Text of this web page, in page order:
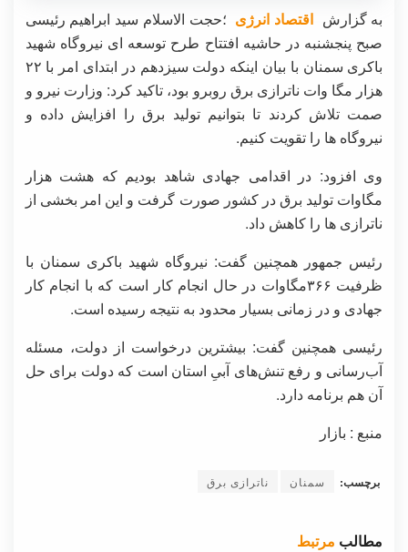
به گزارش اقتصاد انرژی ؛حجت الاسلام سید ابراهیم رئیسی
صبح پنجشنبه در حاشیه افتتاح طرح توسعه ای نیروگاه شهید
باکری سمنان با بیان اینکه دولت سیزدهم در ابتدای امر با ۲۲
هزار مگا وات ناترازی برق روبرو بود، تاکید کرد: وزارت نیرو و
صمت تلاش کردند تا بتوانیم تولید برق را افزایش داده و
نیروگاه ها را تقویت کنیم.
وی افزود: در اقدامی جهادی شاهد بودیم که هشت هزار
مگاوات تولید برق در کشور صورت گرفت و این امر بخشی از
ناترازی ها را کاهش داد.
رئیس جمهور همچنین گفت: نیروگاه شهید باکری سمنان با
ظرفیت ۳۶۶مگاوات در حال انجام کار است که با انجام کار
جهادی و در زمانی بسیار محدود به نتیجه رسیده است.
رئیسی همچنین گفت: بیشترین درخواست از دولت، مسئله
آب‌رسانی و رفع تنش‌های آبیِ استان است که دولت برای حل
آن هم برنامه دارد.
منبع : بازار
برچسب: سمنان ناترازی برق
مطالب مرتبط